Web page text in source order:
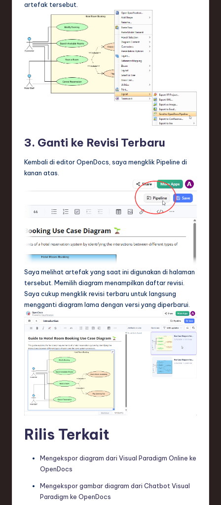
artefak tersebut.
3. Ganti ke Revisi Terbaru
Kembali di editor OpenDocs, saya mengklik Pipeline di
kanan atas.
Saya melihat artefak yang saat ini digunakan di halaman
tersebut. Memilih diagram menampilkan daftar revisi.
Saya cukup mengklik revisi terbaru untuk langsung
mengganti diagram lama dengan versi yang diperbarui.
Rilis Terkait
Mengekspor diagram dari Visual Paradigm Online ke
OpenDocs
Mengekspor gambar diagram dari Chatbot Visual
Paradigm ke OpenDocs